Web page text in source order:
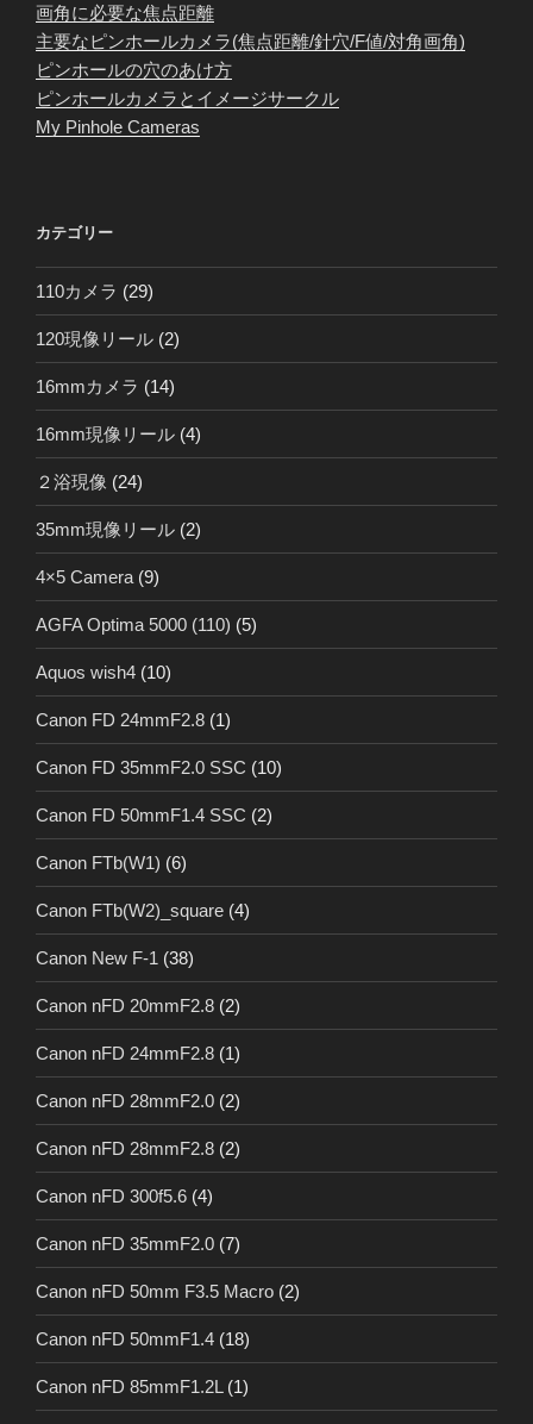
画角に必要な焦点距離
主要なピンホールカメラ(焦点距離/針穴/F値/対角画角)
ピンホールの穴のあけ方
ピンホールカメラとイメージサークル
My Pinhole Cameras
カテゴリー
110カメラ (29)
120現像リール (2)
16mmカメラ (14)
16mm現像リール (4)
２浴現像 (24)
35mm現像リール (2)
4×5 Camera (9)
AGFA Optima 5000 (110) (5)
Aquos wish4 (10)
Canon FD 24mmF2.8 (1)
Canon FD 35mmF2.0 SSC (10)
Canon FD 50mmF1.4 SSC (2)
Canon FTb(W1) (6)
Canon FTb(W2)_square (4)
Canon New F-1 (38)
Canon nFD 20mmF2.8 (2)
Canon nFD 24mmF2.8 (1)
Canon nFD 28mmF2.0 (2)
Canon nFD 28mmF2.8 (2)
Canon nFD 300f5.6 (4)
Canon nFD 35mmF2.0 (7)
Canon nFD 50mm F3.5 Macro (2)
Canon nFD 50mmF1.4 (18)
Canon nFD 85mmF1.2L (1)